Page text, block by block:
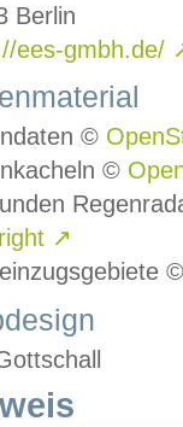
Berlin
ees-gmbh.de/
©
©
↗